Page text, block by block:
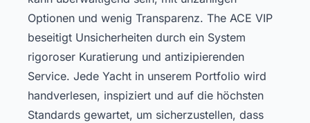
Optionen und wenig Transparenz. The ACE VIP
beseitigt Unsicherheiten durch ein System
rigoroser Kuratierung und antizipierenden
Service. Jede Yacht in unserem Portfolio wird
handverlesen, inspiziert und auf die höchsten
Standards gewartet, um sicherzustellen, dass